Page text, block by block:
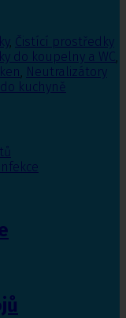
, Čistící prostředky
do koupelny a WC,
, Neutralizátory
kuchyně